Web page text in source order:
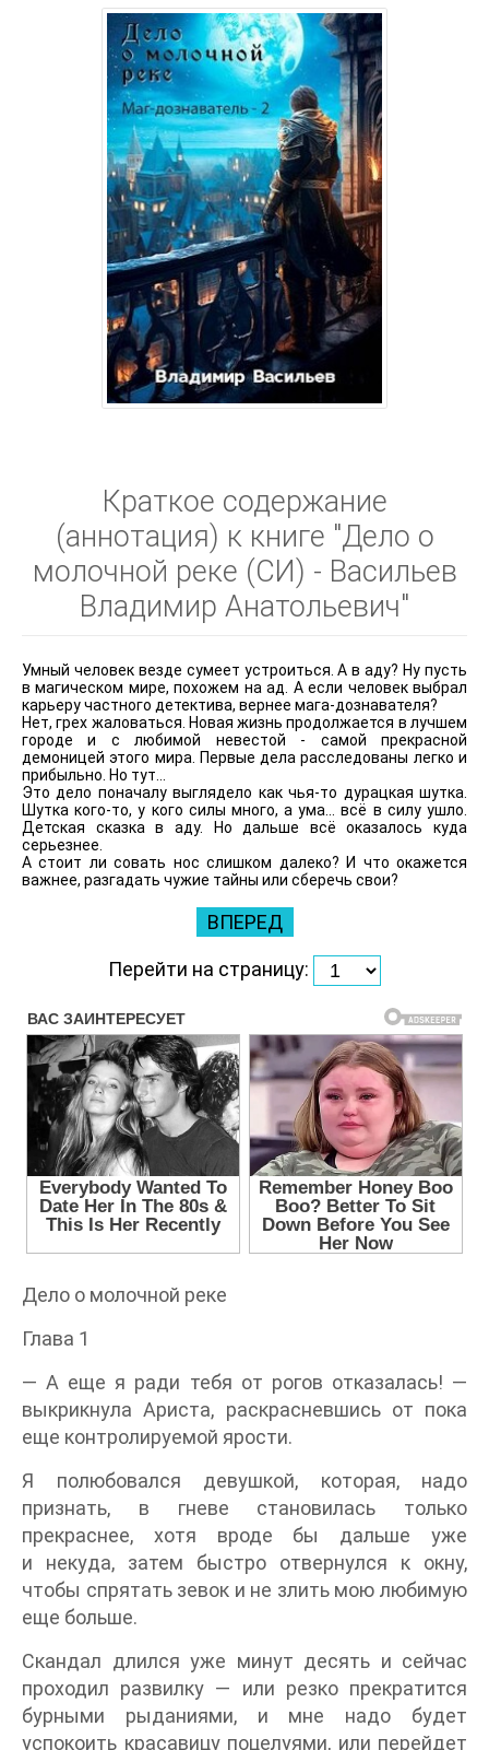
Краткое содержание
(аннотация) к книге "Дело о
молочной реке (СИ) - Васильев
Владимир Анатольевич"
Умный человек везде сумеет устроиться. А в аду? Ну пусть
в магическом мире, похожем на ад. А если человек выбрал
карьеру частного детектива, вернее мага-дознавателя?
Нет, грех жаловаться. Новая жизнь продолжается в лучшем
городе и с любимой невестой - самой прекрасной
демоницей этого мира. Первые дела расследованы легко и
прибыльно. Но тут...
Это дело поначалу выглядело как чья-то дурацкая шутка.
Шутка кого-то, у кого силы много, а ума... всё в силу ушло.
Детская сказка в аду. Но дальше всё оказалось куда
серьезнее.
А стоит ли совать нос слишком далеко? И что окажется
важнее, разгадать чужие тайны или сберечь свои?
ВПЕРЕД
Перейти на страницу:
Дело о молочной реке
Глава 1
— А еще я ради тебя от рогов отказалась! —
выкрикнула Ариста, раскрасневшись от пока
еще контролируемой ярости.
Я полюбовался девушкой, которая, надо
признать, в гневе становилась только
прекраснее, хотя вроде бы дальше уже
и некуда, затем быстро отвернулся к окну,
чтобы спрятать зевок и не злить мою любимую
еще больше.
Скандал длился уже минут десять и сейчас
проходил развилку — или резко прекратится
бурными рыданиями, и мне надо будет
успокоить красавицу поцелуями, или перейдет